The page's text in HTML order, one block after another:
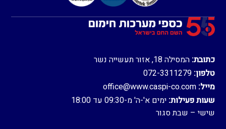
כתובת: המסילה 18, אזור תעשייה נשר
טלפון: 072-3311279
מייל: office@www.caspi-co.com
שעות פעילות: ימים א'-ה' מ-09:30 עד 18:00
שישי – שבת סגור